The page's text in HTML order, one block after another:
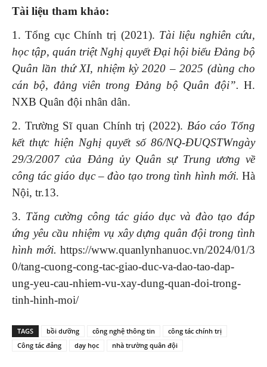
Tài liệu tham khảo:
1. Tổng cục Chính trị (2021). Tài liệu nghiên cứu,
học tập, quán triệt Nghị quyết Đại hội biểu Đảng bộ
Quân lần thứ XI, nhiệm kỳ 2020 – 2025 (dùng cho
cán bộ, đảng viên trong Đảng bộ Quân đội”. H.
NXB Quân đội nhân dân.
2. Trường Sĩ quan Chính trị (2022). Báo cáo Tổng
kếtthực hiện Nghị quyết số 86/NQ-ĐUQSTWngày
29/3/2007 của Đảng ủy Quân sự Trung ương về
công tác giáo dục – đào tạo trong tình hình mới. Hà
Nội, tr.13.
3. Tăng cường công tác giáo dục và đào tạo đáp
ứng yêu cầu nhiệm vụ xây dựng quân đội trong tình
hình mới. https://www.quanlynhanuoc.vn/2024/01/3
0/tang-cuong-cong-tac-giao-duc-va-dao-tao-dap-
ung-yeu-cau-nhiem-vu-xay-dung-quan-doi-trong-
tinh-hinh-moi/
TAGS bồi dưỡng công nghệ thông tin
công tác chính trị
Công tác đảng
dạy học nhà trường quân đội